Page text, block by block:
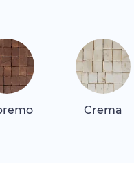
Crema